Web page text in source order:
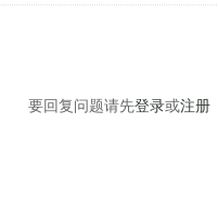
要回复问题请先登录或注册